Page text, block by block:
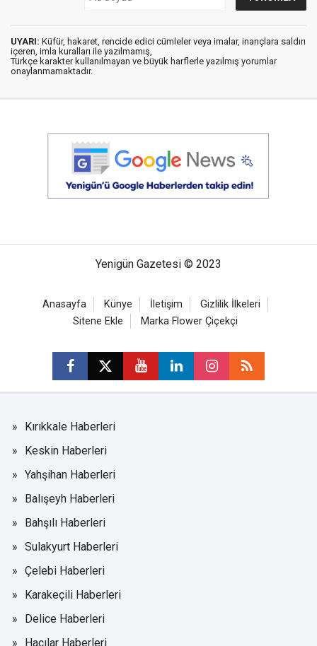
UYARI: Küfür, hakaret, rencide edici cümleler veya imalar, inançlara saldırı
içeren, imla kuralları ile yazılmamış,
Türkçe karakter kullanılmayan ve büyük harflerle yazılmış yorumlar
onaylanmamaktadır.
Yenigün Gazetesi © 2023
Anasayfa Künye İletişim
Gizlilik İlkeleri
Sitene Ekle
Marka Flower Çiçekçi
Kırıkkale Haberleri
Keskin Haberleri
Yahşihan Haberleri
Balışeyh Haberleri
Bahşılı Haberleri
Sulakyurt Haberleri
Çelebi Haberleri
Karakeçili Haberleri
Delice Haberleri
Hacılar Haberleri